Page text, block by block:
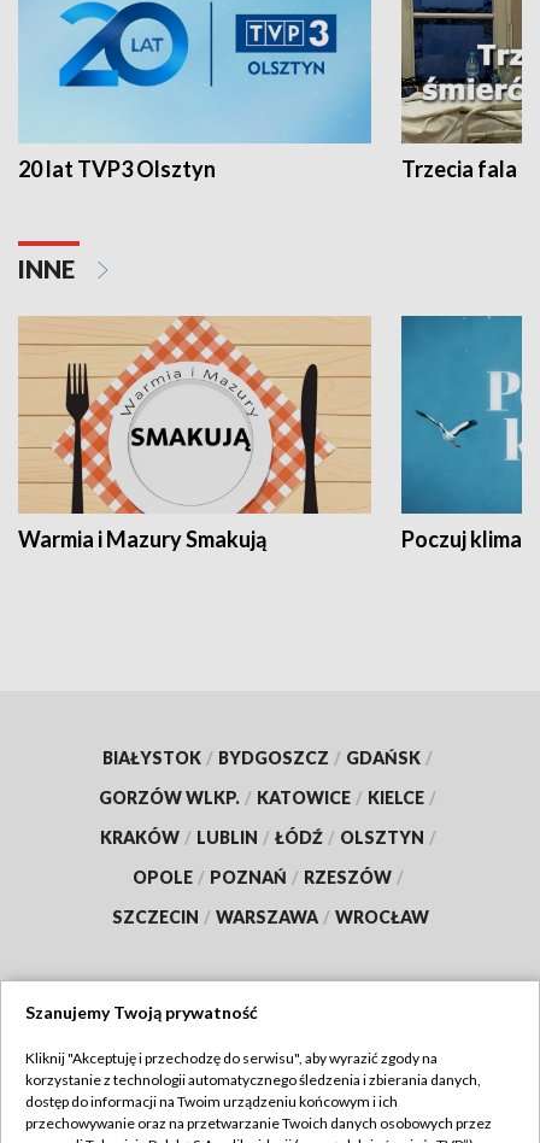
20 lat TVP3 Olsztyn Trzecia fala -
INNE
Warmia i Mazury Smakują Poczuj klimat
BIAŁYSTOK / BYDGOSZCZ / GDAŃSK /
GORZÓW WLKP. / KATOWICE / KIELCE /
KRAKÓW / LUBLIN / ŁÓDŹ / OLSZTYN /
OPOLE / POZNAŃ / RZESZÓW /
SZCZECIN / WARSZAWA / WROCŁAW
TVP
Abonament TVP
Regulamin TVP
Szanujemy Twoją prywatność
Kliknij "Akceptuję i przechodzę do serwisu", aby wyrazić zgody na
korzystanie z technologii automatycznego śledzenia i zbierania danych,
dostęp do informacji na Twoim urządzeniu końcowym i ich
przechowywanie oraz na przetwarzanie Twoich danych osobowych przez